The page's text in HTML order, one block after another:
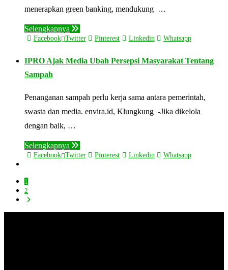
menerapkan green banking, mendukung …
Selengkapnya
Facebook Twitter Pinterest Linkedin Whatsapp
IPRO Ajak Media Ubah Persepsi Masyarakat Tentang
Sampah
Penanganan sampah perlu kerja sama antara pemerintah,
swasta dan media. envira.id, Klungkung -Jika dikelola
dengan baik, …
Selengkapnya
Facebook Twitter Pinterest Linkedin Whatsapp
1
2